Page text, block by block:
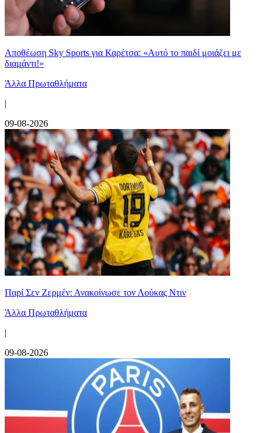
Αποθέωση Sky Sports για Καρέτσα: «Αυτό το παιδί μοιάζει με
διαμάντι!»
Άλλα Πρωταθλήματα
|
09-08-2026
Παρί Σεν Ζερμέν: Ανακοίνωσε τον Λούκας Ντιν
Άλλα Πρωταθλήματα
|
09-08-2026